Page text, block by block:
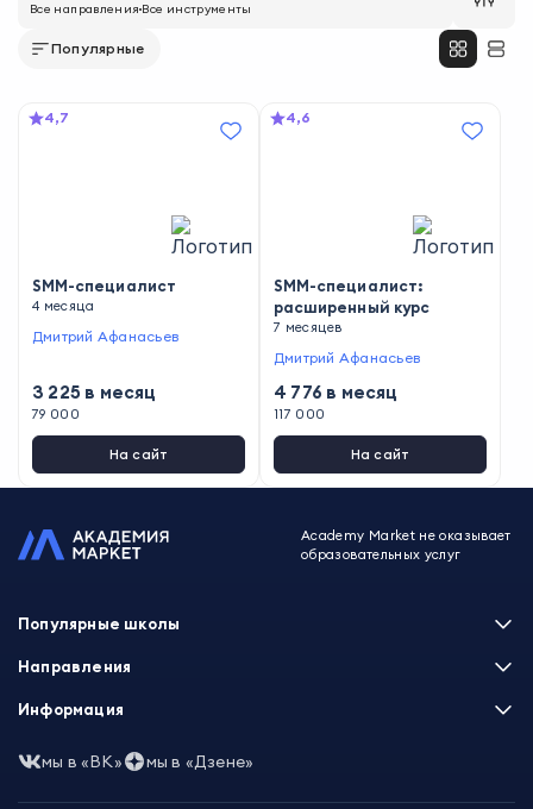
Все направленияВсе инструменты
Популярные
4,7
SMM-специалист
4 месяца
Дмитрий Афанасьев
3 225 в месяц
79 000
На сайт
4,6
SMM-специалист:
расширенный курс
7 месяцев
Дмитрий Афанасьев
4 776 в месяц
117 000
На сайт
Academy Market не оказывает
образовательных услуг
Популярные школы
Skillbox
XYZ School
Skillfactory
Направления
Программирование
Маркетинг
Аналитика
Информация
Часто задаваемые вопросы
Пользовательское соглашение
Политика обработки данных
мы в «ВК» мы в «Дзене»